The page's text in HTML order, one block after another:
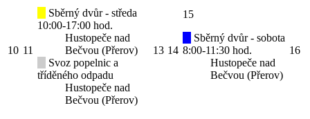
10 11
Sběrný dvůr - středa
10:00-17:00 hod.
Hustopeče nad
Bečvou (Přerov)
Svoz popelnic a
tříděného odpadu
Hustopeče nad
Bečvou (Přerov)
13 14
15
Sběrný dvůr - sobota
8:00-11:30 hod.
Hustopeče nad
Bečvou (Přerov)
16